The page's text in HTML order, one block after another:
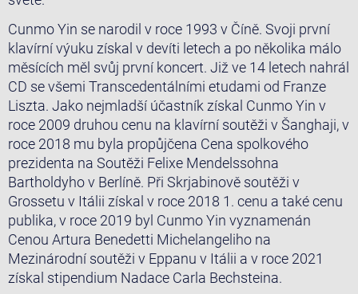
Cunmo Yin se narodil v roce 1993 v Číně. Svoji první
klavírní výuku získal v devíti letech a po několika málo
měsících měl svůj první koncert. Již ve 14 letech nahrál
CD se všemi Transcedentálními etudami od Franze
Liszta. Jako nejmladší účastník získal Cunmo Yin v
roce 2009 druhou cenu na klavírní soutěži v Šanghaji, v
roce 2018 mu byla propůjčena Cena spolkového
prezidenta na Soutěži Felixe Mendelssohna
Bartholdyho v Berlíně. Při Skrjabinově soutěži v
Grossetu v Itálii získal v roce 2018 1. cenu a také cenu
publika, v roce 2019 byl Cunmo Yin vyznamenán
Cenou Artura Benedetti Michelangeliho na
Mezinárodní soutěži v Eppanu v Itálii a v roce 2021
získal stipendium Nadace Carla Bechsteina.